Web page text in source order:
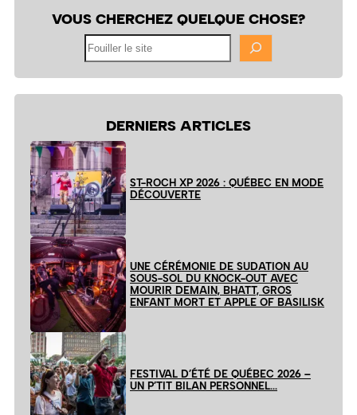
VOUS CHERCHEZ QUELQUE CHOSE?
DERNIERS ARTICLES
ST-ROCH XP 2026 : QUÉBEC EN MODE
DÉCOUVERTE
UNE CÉRÉMONIE DE SUDATION AU
SOUS-SOL DU KNOCK-OUT AVEC
MOURIR DEMAIN, BHATT, GROS
ENFANT MORT ET APPLE OF BASILISK
FESTIVAL D’ÉTÉ DE QUÉBEC 2026 –
UN P’TIT BILAN PERSONNEL…